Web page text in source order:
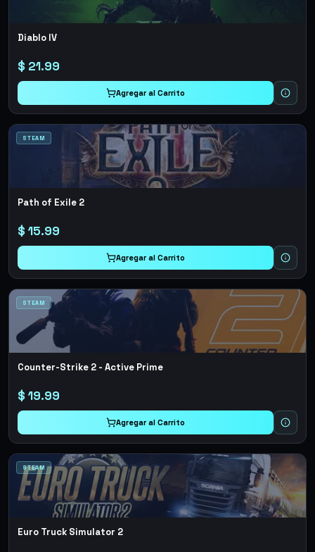
Diablo IV
$ 21.99
Agregar al Carrito
STEAM
Path of Exile 2
$ 15.99
Agregar al Carrito
STEAM
Counter-Strike 2 - Active Prime
$ 19.99
Agregar al Carrito
STEAM
Euro Truck Simulator 2